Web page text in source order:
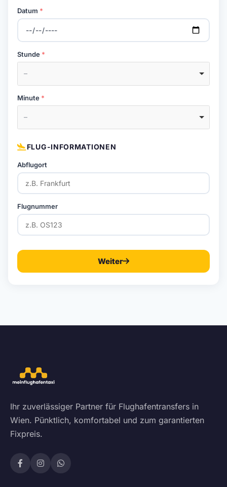
Datum
Stunde
–
Minute
–
FLUG-INFORMATIONEN
Abflugort
Flugnummer
Weiter
Ihr zuverlässiger Partner für Flughafentransfers in
Wien. Pünktlich, komfortabel und zum garantierten
Fixpreis.